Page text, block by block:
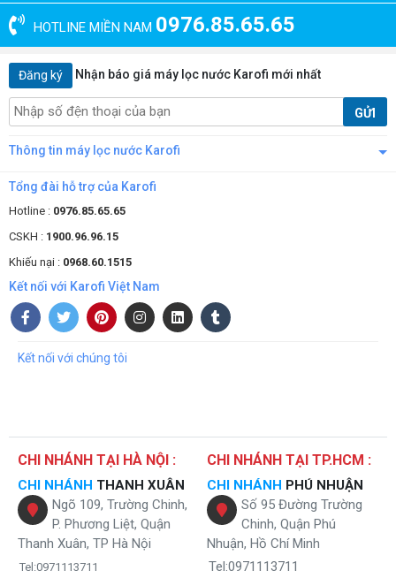
chuẩn
5 cấp độ lọc của máy lọc không khí karofi KAP-115 được liên kết với
quá trình vận hành.
5 cấp độ lọc mạnh mẽ
Màng cacbon: đây là loại lõi dễ dàng hấp thụ các tạp chất, bụi bẩn
có kích thước lớn. Loại bỏ hoàn toàn trước khi chúng kịp thời qua lõi
HOTLINE MIỀN NAM 0976.85.65.65
Đăng ký Nhận báo giá máy lọc nước Karofi mới nhất
GỬI
Thông tin máy lọc nước Karofi
Tổng đài hỗ trợ của Karofi
Hotline : 0976.85.65.65
CSKH : 1900.96.96.15
Khiếu nại : 0968.60.1515
Kết nối với Karofi Việt Nam
Kết nối với chúng tôi
CHI NHÁNH TẠI HÀ NỘI :
CHI NHÁNH THANH XUÂN
Ngõ 109, Trường Chinh,
P. Phương Liệt, Quận
Thanh Xuân, TP Hà Nội
Tel:0971113711
CHI NHÁNH TẠI TP.HCM :
CHI NHÁNH PHÚ NHUẬN
Số 95 Đường Trường
Chinh, Quận Phú
Nhuận, Hồ Chí Minh
Tel:0971113711